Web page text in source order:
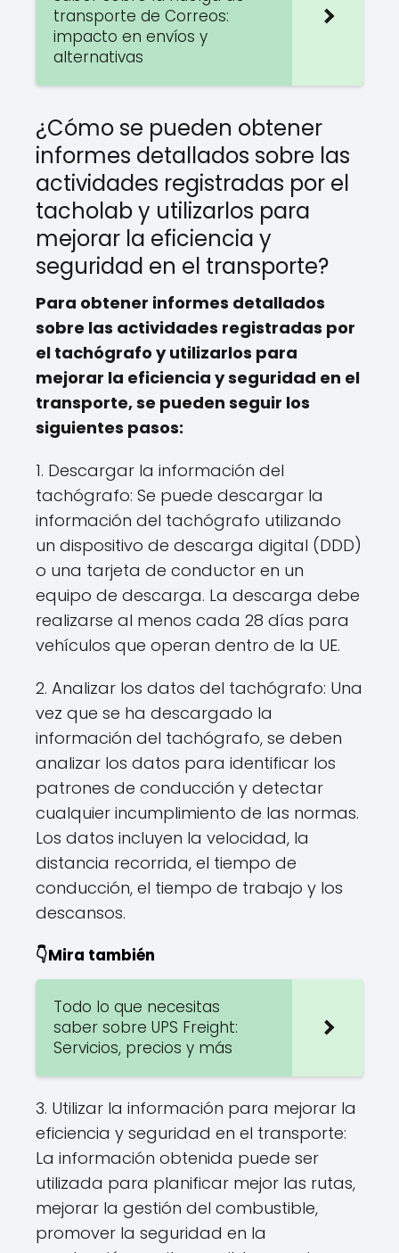
transporte de Correos:
impacto en envíos y
alternativas
¿Cómo se pueden obtener
informes detallados sobre las
actividades registradas por el
tacholab y utilizarlos para
mejorar la eficiencia y
seguridad en el transporte?
Para obtener informes detallados
sobre las actividades registradas por
el tachógrafo y utilizarlos para
mejorar la eficiencia y seguridad en el
transporte, se pueden seguir los
siguientes pasos:
1. Descargar la información del
tachógrafo: Se puede descargar la
información del tachógrafo utilizando
un dispositivo de descarga digital (DDD)
o una tarjeta de conductor en un
equipo de descarga. La descarga debe
realizarse al menos cada 28 días para
vehículos que operan dentro de la UE.
2. Analizar los datos del tachógrafo: Una
vez que se ha descargado la
información del tachógrafo, se deben
analizar los datos para identificar los
patrones de conducción y detectar
cualquier incumplimiento de las normas.
Los datos incluyen la velocidad, la
distancia recorrida, el tiempo de
conducción, el tiempo de trabajo y los
descansos.
👇Mira también
Todo lo que necesitas
saber sobre UPS Freight:
Servicios, precios y más
3. Utilizar la información para mejorar la
eficiencia y seguridad en el transporte:
La información obtenida puede ser
utilizada para planificar mejor las rutas,
mejorar la gestión del combustible,
promover la seguridad en la